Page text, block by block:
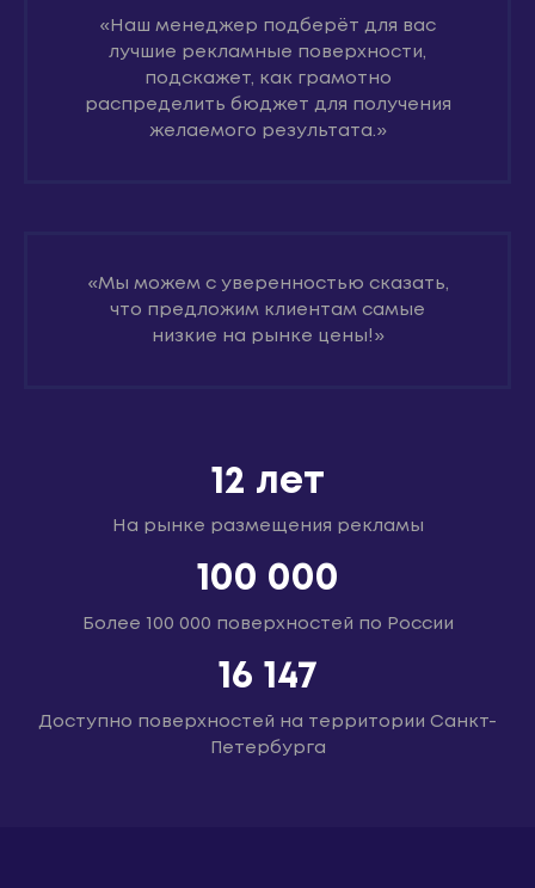
«Наш менеджер подберёт для вас
лучшие рекламные поверхности,
подскажет, как грамотно
распределить бюджет для получения
желаемого результата.»
«Мы можем с уверенностью сказать,
что предложим клиентам самые
низкие на рынке цены!»
12 лет
На рынке размещения рекламы
100 000
Более 100 000 поверхностей по России
16 147
Доступно поверхностей на территории Санкт-
Петербурга